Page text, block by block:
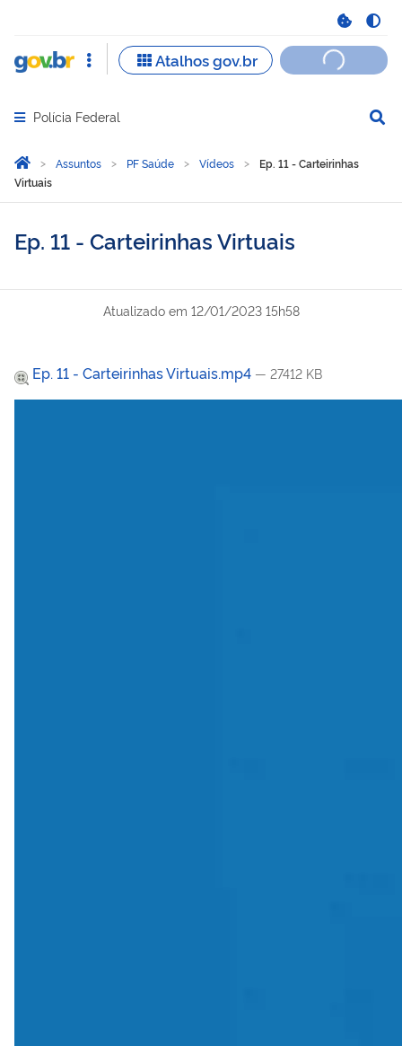
Abrir menu principal de navegação
Polícia Federal
Você está aqui:
Página Inicial
Assuntos PF Saúde Vídeos
Ep. 11 - Carteirinhas
Virtuais
Ep. 11 - Carteirinhas Virtuais
Atualizado em 12/01/2023 15h58
Ep. 11 - Carteirinhas Virtuais.mp4 — 27412 KB